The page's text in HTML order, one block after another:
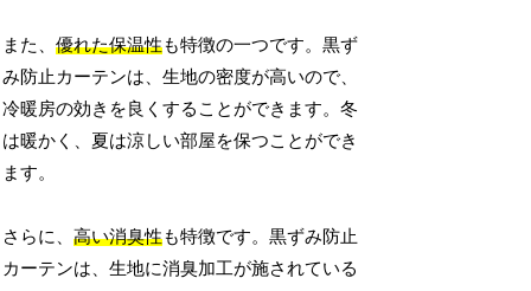
また、優れた保温性も特徴の一つです。黒ず
み防止カーテンは、生地の密度が高いので、
冷暖房の効きを良くすることができます。冬
は暖かく、夏は涼しい部屋を保つことができ
ます。
さらに、高い消臭性も特徴です。黒ずみ防止
カーテンは、生地に消臭加工が施されている